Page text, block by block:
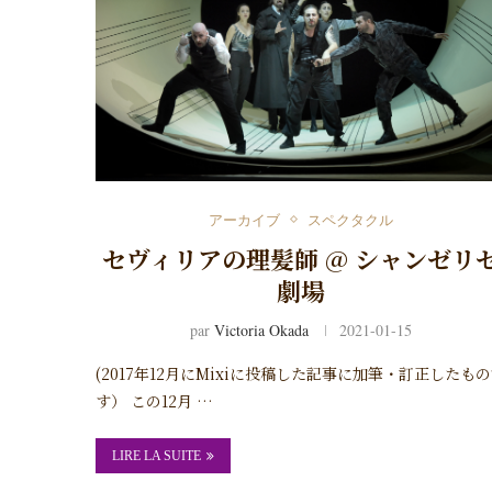
アーカイブ スペクタクル
セヴィリアの理髪師 @ シャンゼリ
劇場
parVictoria Okada 2021-01-15
(2017年12月にMixiに投稿した記事に加筆・訂正したも
す） この12月 …
LIRE LA SUITE